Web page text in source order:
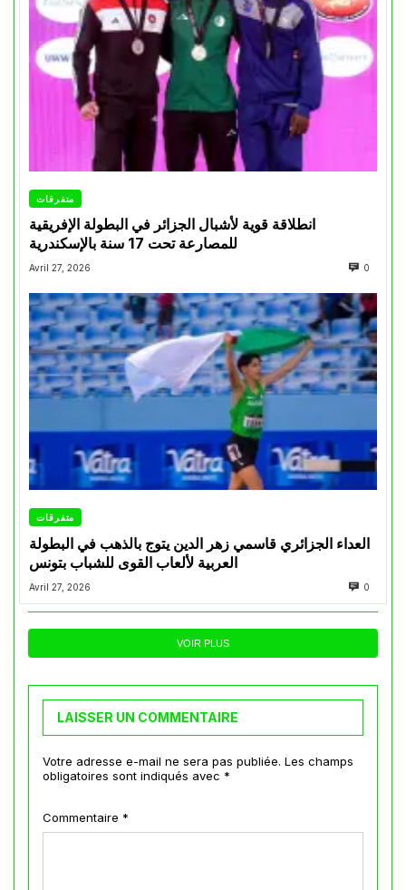
متفرقات
انطلاقة قوية لأشبال الجزائر في البطولة الإفريقية
للمصارعة تحت 17 سنة بالإسكندرية
Avril 27, 2026 0
متفرقات
العداء الجزائري قاسمي زهر الدين يتوج بالذهب في البطولة
العربية لألعاب القوى للشباب بتونس
Avril 27, 2026 0
VOIR PLUS
LAISSER UN COMMENTAIRE
Votre adresse e-mail ne sera pas publiée. Les champs
obligatoires sont indiqués avec *
Commentaire *